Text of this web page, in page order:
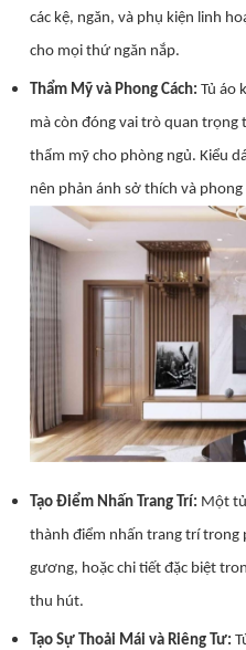
các kệ, ngăn, và phụ kiện linh
cho mọi thứ ngăn nắp.
Thẩm Mỹ và Phong Cách: Tủ áo
mà còn đóng vai trò quan trọng
thẩm mỹ cho phòng ngủ. Kiểu
nên phản ánh sở thích và phong
Tạo Điểm Nhấn Trang Trí: Một
thành điểm nhấn trang trí trong
gương, hoặc chi tiết đặc biệt
thu hút.
Tạo Sự Thoải Mái và Riêng Tư: